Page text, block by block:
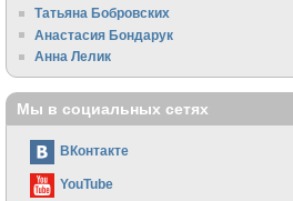
Татьяна Бобровских
Анастасия Бондарук
Анна Лелик
Мы в социальных сетях
ВКонтакте
YouTube